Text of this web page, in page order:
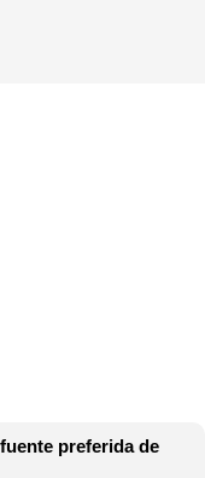
preferida de